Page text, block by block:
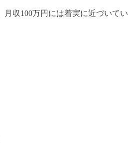
月収100万円には着実に近づいてい